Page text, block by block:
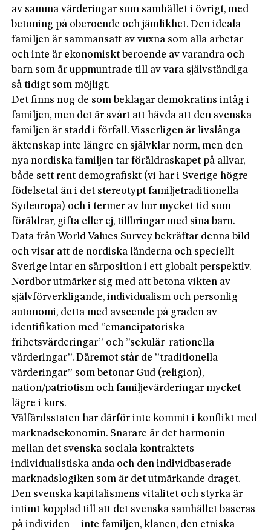
av samma värderingar som samhället i övrigt, med
betoning på oberoende och jämlikhet. Den ideala
familjen är sammansatt av vuxna som alla arbetar
och inte är ekonomiskt beroende av varandra och
barn som är uppmuntrade till av vara självständiga
så tidigt som möjligt.
Det finns nog de som beklagar demokratins intåg i
familjen, men det är svårt att hävda att den svenska
familjen är stadd i förfall. Visserligen är livslånga
äktenskap inte längre en självklar norm, men den
nya nordiska familjen tar föräldraskapet på allvar,
både sett rent demografiskt (vi har i Sverige högre
födelsetal än i det stereotypt familjetraditionella
Sydeuropa) och i termer av hur mycket tid som
föräldrar, gifta eller ej, tillbringar med sina barn.
Data från World Values Survey bekräftar denna bild
och visar att de nordiska länderna och speciellt
Sverige intar en särposition i ett globalt perspektiv.
Nordbor utmärker sig med att betona vikten av
självförverkligande, individualism och personlig
autonomi, detta med avseende på graden av
identifikation med ”emancipatoriska
frihetsvärderingar” och ”sekulär-rationella
värderingar”. Däremot står de ”traditionella
värderingar” som betonar Gud (religion),
nation/patriotism och familjevärderingar mycket
lägre i kurs.
Välfärdsstaten har därför inte kommit i konflikt med
marknadsekonomin. Snarare är det harmonin
mellan det svenska sociala kontraktets
individualistiska anda och den individbaserade
marknadslogiken som är det utmärkande draget.
Den svenska kapitalismens vitalitet och styrka är
intimt kopplad till att det svenska samhället baseras
på individen – inte familjen, klanen, den etniska